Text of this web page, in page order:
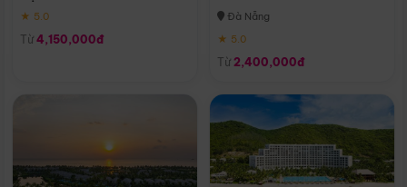
★ 5.0
Từ 4,150,000đ
Đà Nẵng
★ 5.0
Từ 2,400,000đ